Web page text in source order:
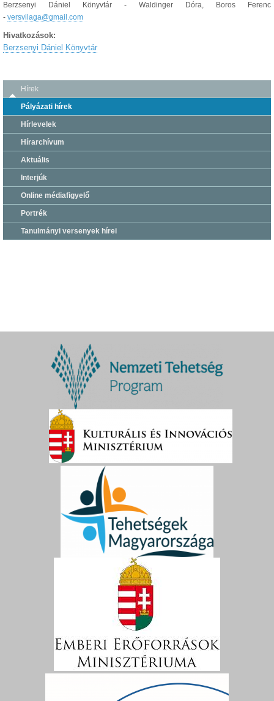
Berzsenyi Dániel Könyvtár - Waldinger Dóra, Boros Ferenc
- versvilaga@gmail.com
Hivatkozások:
Berzsenyi Dániel Könyvtár
Hírek
Pályázati hírek
Hírlevelek
Hírarchívum
Aktuális
Interjúk
Online médiafigyelő
Portrék
Tanulmányi versenyek hírei